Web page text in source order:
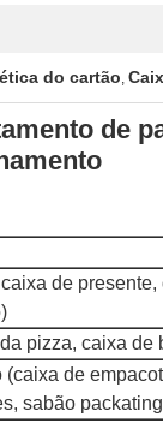
do cartão,
de
de
pizza, caixa
de
sabão